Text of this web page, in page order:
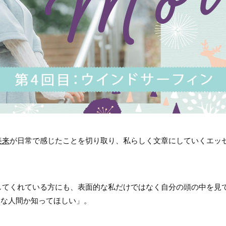
来が日常で感じたことを切り取り、私らしく文章にしていくエッ
くれている方にも、表面的な私だけではなく自分の頭の中を見
人間か知ってほしい」。